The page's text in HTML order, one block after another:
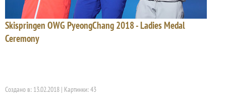
Skispringen OWG PyeongChang 2018 - Ladies Medal
Ceremony
Создано в: 13.02.2018 | Картинки: 43